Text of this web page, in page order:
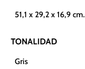
51,1 x 29,2 x 16,9 cm.
TONALIDAD
Gris